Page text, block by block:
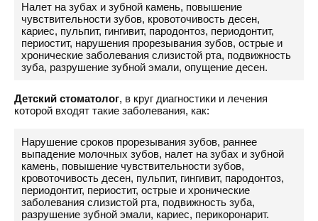
Налет на зубах и зубной камень, повышение
чувствительности зубов, кровоточивость десен,
кариес, пульпит, гингивит, пародонтоз, периодонтит,
периостит, нарушения прорезывания зубов, острые и
хронические заболевания слизистой рта, подвижность
зуба, разрушение зубной эмали, опущение десен.
Детский стоматолог, в круг диагностики и лечения
которой входят такие заболевания, как:
Нарушение сроков прорезывания зубов, раннее
выпадение молочных зубов, налет на зубах и зубной
камень, повышение чувствительности зубов,
кровоточивость десен, пульпит, гингивит, пародонтоз,
периодонтит, периостит, острые и хронические
заболевания слизистой рта, подвижность зуба,
разрушение зубной эмали, кариес, перикоронарит.